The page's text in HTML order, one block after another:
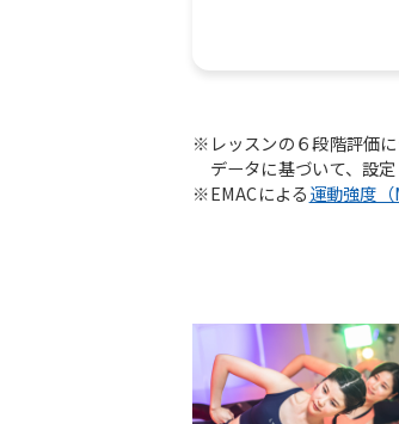
※レッスンの６段階評価に
データに基づいて、設定
※EMACによる運動強度